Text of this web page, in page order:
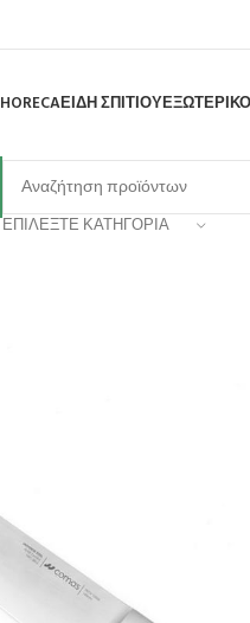
HORECAΕΙΔΗ ΣΠΙΤΙΟΥ
ΕΠΙΛΈΞΤΕ ΚΑΤΗΓΟΡΊΑ